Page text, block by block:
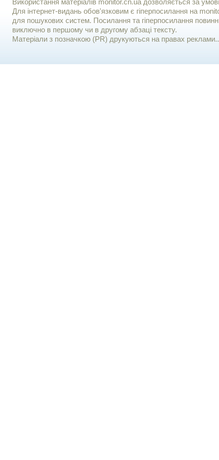
Використання матерiалiв monitor.cn.ua дозволяється за
Для iнтернет-видань обов'язковим є гiперпосилання на
для пошукових систем. Посилання та гіперпосилання
виключно в першому чи в другому абзаці тексту.
Матеріали з позначкою (PR) друкуються на правах реклами..